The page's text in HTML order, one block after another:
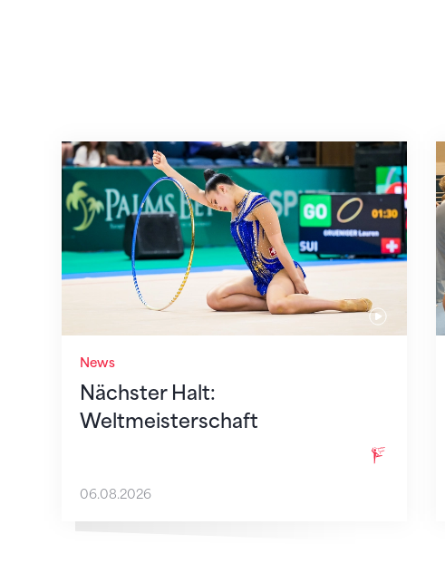
News
Nächster Halt:
Weltmeisterschaft
Nächster Halt: Weltmeisterschaft
06.08.2026